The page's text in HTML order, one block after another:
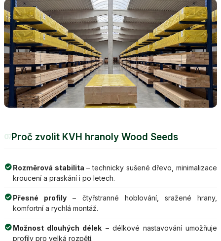
07Proč zvolit KVH hranoly Wood Seeds
Rozměrová stabilita – technicky sušené dřevo, minimalizace
kroucení a praskání i po letech.
Přesné profily – čtyřstranné hoblování, sražené hrany,
komfortní a rychlá montáž.
Možnost dlouhých délek – délkové nastavování umožňuje
profily pro velká rozpětí.